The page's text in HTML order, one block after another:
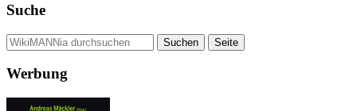
Suche
Werbung